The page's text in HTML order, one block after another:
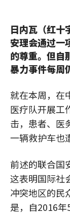
日内瓦（红
安理会通过一
的尊重。但自
暴力事件每周
就在本周，在
医疗队开展工
击，患者、医
一辆救护车也
前述的联合国
这表明国际社
冲突地区的民
是，自2016